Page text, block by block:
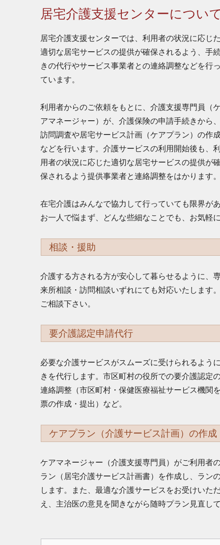
居宅介護支援センターについ
居宅介護支援センターでは、利用者の状況に応じ
適切な居宅サービスの提供が確保されるよう、手
きの代行やサービス事業者との連絡調整などを行
ています。
利用者からのご依頼をもとに、介護支援専門員（
アマネージャー）が、介護保険の申請手続きから
訪問調査や居宅サービス計画（ケアプラン）の作
などを行います。介護サービスの利用開始後も、
用者の状況に応じた適切な居宅サービスの提供が
保されるよう提供事業者と連絡調整をはかります
在宅介護はみんなで協力して行っていても限界が
お一人で悩まず、どんな些細なことでも、お気軽
相談・援助
介護する方される方が安心して暮らせるように、
来所相談・訪問相談いずれにても対応いたします
ご相談下さい。
要介護認定申請代行
必要な介護サービスがスムーズに受けられるよう
きを代行します。市区町村の役所での要介護認定
連絡調整（市区町村・保健医療福祉サービス機関
票の作成・提出）など。
ケアプラン（介護サービス計画）の作成
ケアマネージャー（介護支援専門員）がご利用者
ラン（居宅介護サービス計画書）を作成し、ラン
します。また、最適な介護サービスをお受けいた
え、主治医の意見を聞きながら随時プラン見直し